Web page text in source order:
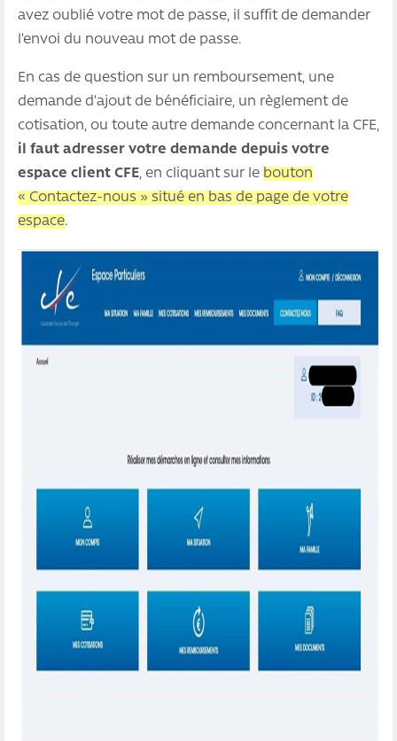
avez oublié votre mot de passe, il suffit de demander
l’envoi du nouveau mot de passe.
En cas de question sur un remboursement, une
demande d’ajout de bénéficiaire, un règlement de
cotisation, ou toute autre demande concernant la CFE,
il faut adresser votre demande depuis votre
espace client CFE, en cliquant sur le bouton
« Contactez-nous » situé en bas de page de votre
espace.